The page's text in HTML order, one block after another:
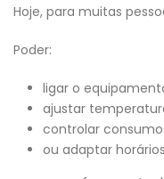
Hoje, para muitas
Poder:
ligar o
ajustar
controlar
ou adaptar